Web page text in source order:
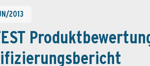
2013